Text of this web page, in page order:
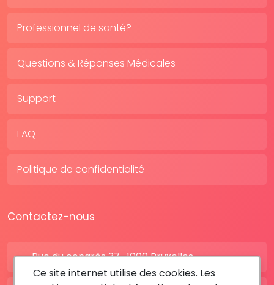
Professionnel de santé?
Questions & Réponses Médicales
Support
FAQ
Politique de confidentialité
Contactez-nous
Rue du congrès 37 , 1000 Bruxelles
Ce site internet utilise des cookies. Les